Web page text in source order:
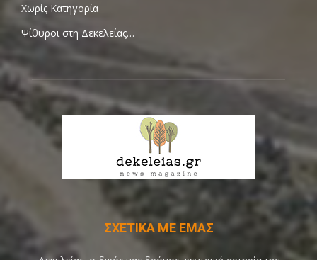
Χωρίς Κατηγορία
Ψίθυροι στη Δεκελείας…
ΣΧΕΤΙΚΑ ΜΕ ΕΜΑΣ